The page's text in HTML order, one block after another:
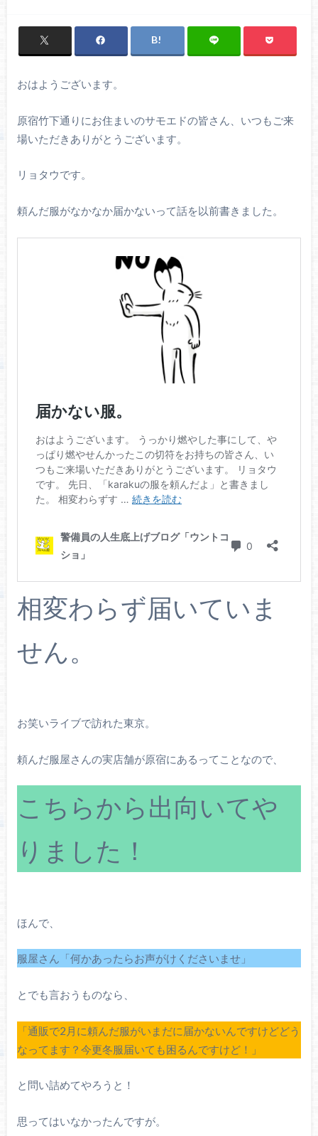
おはようございます。
原宿竹下通りにお住まいのサモエドの皆さん、いつもご来
場いただきありがとうございます。
リョタウです。
頼んだ服がなかなか届かないって話を以前書きました。
相変わらず届いていま
せん。
お笑いライブで訪れた東京。
頼んだ服屋さんの実店舗が原宿にあるってことなので、
こちらから出向いてや
りました！
ほんで、
服屋さん「何かあったらお声がけくださいませ」
とでも言おうものなら、
「通販で2月に頼んだ服がいまだに届かないんですけどどう
なってます？今更冬服届いても困るんですけど！」
と問い詰めてやろうと！
思ってはいなかったんですが。